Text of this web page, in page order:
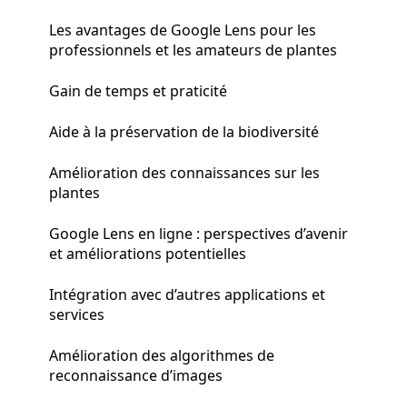
Les avantages de Google Lens pour les
professionnels et les amateurs de plantes
Gain de temps et praticité
Aide à la préservation de la biodiversité
Amélioration des connaissances sur les
plantes
Google Lens en ligne : perspectives d’avenir
et améliorations potentielles
Intégration avec d’autres applications et
services
Amélioration des algorithmes de
reconnaissance d’images